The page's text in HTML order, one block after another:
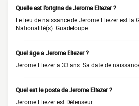
Quelle est l'origine de Jerome Eliezer ?
Le lieu de naissance de Jerome Eliezer est la
Nationalité(s): Guadeloupe.
Quel âge a Jerome Eliezer ?
Jerome Eliezer a 33 ans. Sa date de
Quel est le poste de Jerome Eliezer ?
Jerome Eliezer est Défenseur.